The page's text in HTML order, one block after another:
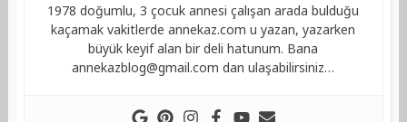
1978 doğumlu, 3 çocuk annesi çalışan arada bulduğu
kaçamak vakitlerde annekaz.com u yazan, yazarken
büyük keyif alan bir deli hatunum. Bana
annekazblog@gmail.com dan ulaşabilirsiniz…